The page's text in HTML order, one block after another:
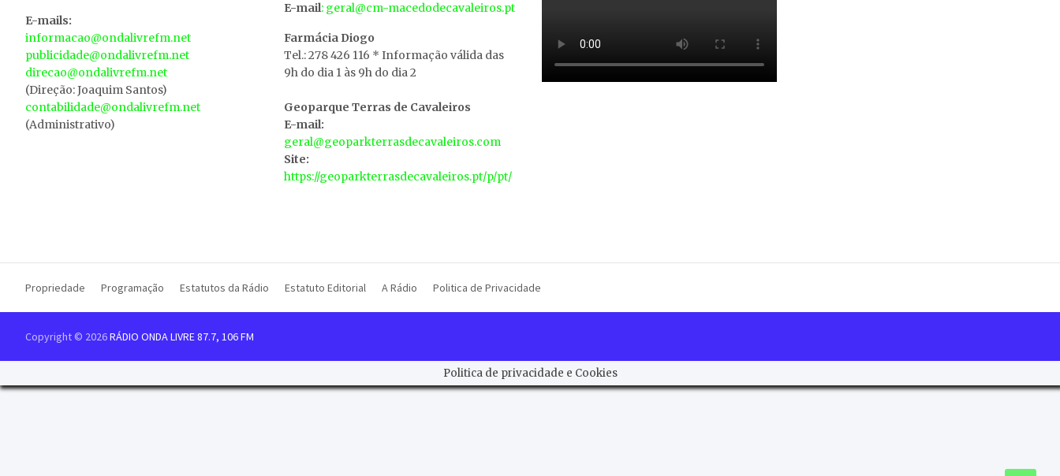
E-mails:
informacao@ondalivrefm.net
publicidade@ondalivrefm.net
direcao@ondalivrefm.net
(Direção: Joaquim Santos)
contabilidade@ondalivrefm.net
(Administrativo)
E-mail: geral@cm-macedodecavaleiros.pt
Farmácia Diogo
Tel.: 278 426 116 * Informação válida das
9h do dia 1 às 9h do dia 2
Geoparque Terras de Cavaleiros
E-mail:
geral@geoparkterrasdecavaleiros.com
Site:
https://geoparkterrasdecavaleiros.pt/p/pt/
Propriedade Programação Estatutos da Rádio Estatuto Editorial A Rádio Politica de Privacidade
Copyright © 2026RÁDIO ONDA LIVRE 87.7, 106 FM
Politica de privacidade e Cookies